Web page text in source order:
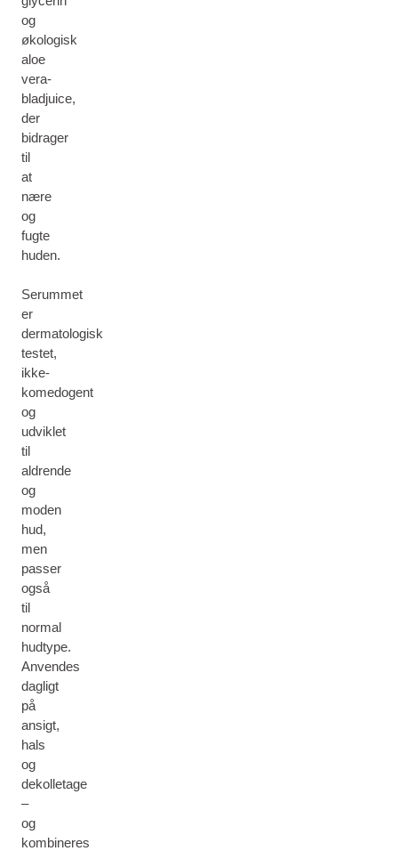
og
økologisk
aloe
vera-
bladjuice,
der
bidrager
til
at
nære
og
fugte
huden.
Serummet
er
dermatologisk
testet,
ikke-
komedogent
og
udviklet
til
aldrende
og
moden
hud,
men
passer
også
til
normal
hudtype.
Anvendes
dagligt
på
ansigt,
hals
og
dekolletage
–
og
kombineres